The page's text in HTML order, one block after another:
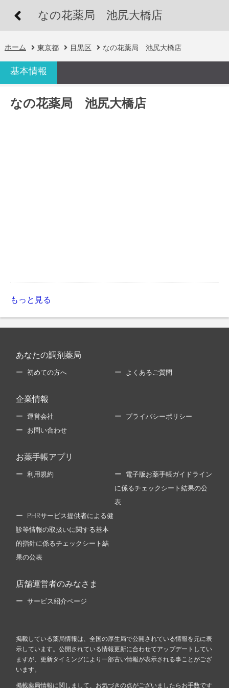
なの花薬局 池尻大橋店
ホーム 東京都 目黒区 なの花薬局 池尻大橋店
基本情報
なの花薬局 池尻大橋店
もっと見る
あなたの調剤薬局
初めての方へ よくあるご質問
企業情報
運営会社 プライバシーポリシー
お問い合わせ
お薬手帳アプリ
利用規約 電子版お薬手帳ガイドライン
に係るチェックシート結果の公
表
PHRサービス提供者による健
診等情報の取扱いに関する基本
的指針に係るチェックシート結
果の公表
店舗運営者のみなさま
サービス紹介ページ
掲載している薬局情報は、全国の厚生局で公開されている情報を元に表
示しています。公開されている情報更新に合わせてアップデートしてい
ますが、更新タイミングにより一部古い情報が表示される事ことがござ
います。
掲載薬局情報に関しまして、お気づきの点がございましたらお手数です